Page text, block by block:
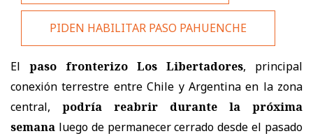
PIDEN HABILITAR PASO PAHUENCHE
El paso fronterizo Los Libertadores, principal
conexión terrestre entre Chile y Argentina en la zona
central, podría reabrir durante la próxima
semana luego de permanecer cerrado desde el pasado